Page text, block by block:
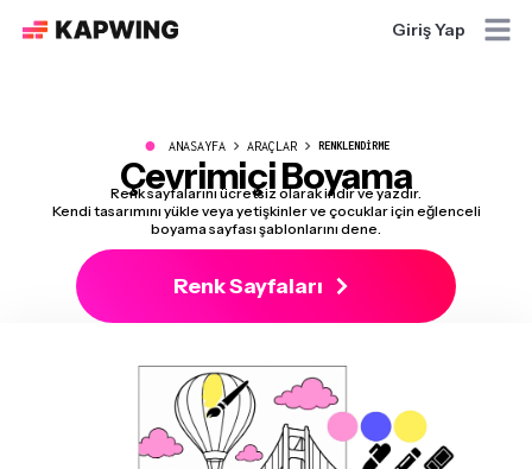
Giriş Yap
● ANASAYFA ARAÇLAR RENKLENDIRME
Çevrimiçi Boyama
Renk sayfalarını ücretsiz olarak indir ve yazdır.
Kendi tasarımını yükle veya yetişkinler ve çocuklar için eğlenceli
boyama sayfası şablonlarını dene.
Renk Sayfaları